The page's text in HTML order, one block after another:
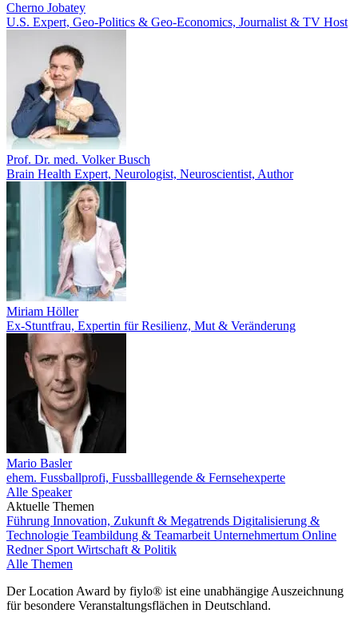
Cherno Jobatey
U.S. Expert, Geo-Politics & Geo-Economics, Journalist & TV Host
Prof. Dr. med. Volker Busch
Brain Health Expert, Neurologist, Neuroscientist, Author
Miriam Höller
Ex-Stuntfrau, Expertin für Resilienz, Mut & Veränderung
Mario Basler
ehem. Fussballprofi, Fussballlegende & Fernsehexperte
Alle Speaker
Aktuelle Themen
Führung Innovation, Zukunft & Megatrends Digitalisierung &
Technologie Teambildung & Teamarbeit Unternehmertum Online
Redner Sport Wirtschaft & Politik
Alle Themen
Der Location Award by fiylo® ist eine unabhängige Auszeichnung
für besondere Veranstaltungsflächen in Deutschland.